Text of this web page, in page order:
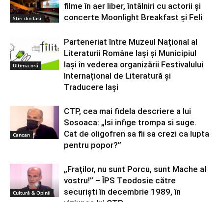
Stiri din Iasi
filme în aer liber, întâlniri cu actorii şi
concerte Moonlight Breakfast şi Feli
Ultima oră
Parteneriat între Muzeul Național al
Literaturii Române Iași și Municipiul
Iași în vederea organizării Festivalului
Internațional de Literatură și
Traducere Iași
Cancan
CTP, cea mai fidela descriere a lui
Sosoaca: „Isi infige trompa si suge.
Cat de oligofren sa fii sa crezi ca lupta
pentru popor?”
Cultură & Opinii
„Fraților, nu sunt Porcu, sunt Mache al
vostru!” – ÎPS Teodosie către
securiști în decembrie 1989, în